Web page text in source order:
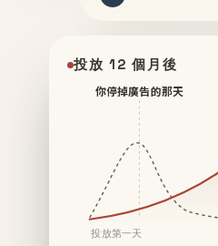
投放 12 個月後
你停掉廣告的那天
投放第一天